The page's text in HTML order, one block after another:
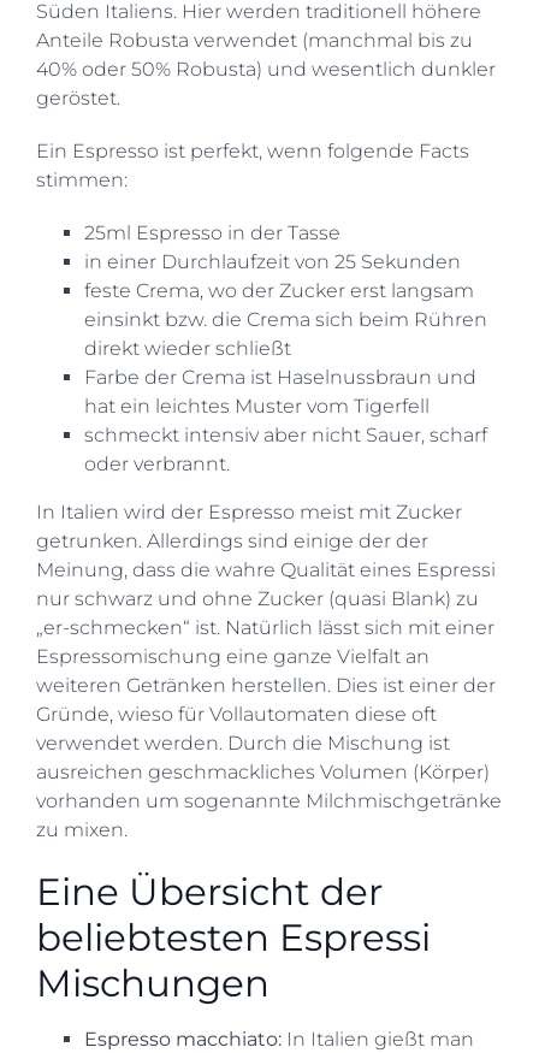
Süden Italiens. Hier werden traditionell höhere
Anteile Robusta verwendet (manchmal bis zu
40% oder 50% Robusta) und wesentlich dunkler
geröstet.
Ein Espresso ist perfekt, wenn folgende Facts
stimmen:
25ml Espresso in der Tasse
in einer Durchlaufzeit von 25 Sekunden
feste Crema, wo der Zucker erst langsam
einsinkt bzw. die Crema sich beim Rühren
direkt wieder schließt
Farbe der Crema ist Haselnussbraun und
hat ein leichtes Muster vom Tigerfell
schmeckt intensiv aber nicht Sauer, scharf
oder verbrannt.
In Italien wird der Espresso meist mit Zucker
getrunken. Allerdings sind einige der der
Meinung, dass die wahre Qualität eines Espressi
nur schwarz und ohne Zucker (quasi Blank) zu
„er-schmecken“ ist. Natürlich lässt sich mit einer
Espressomischung eine ganze Vielfalt an
weiteren Getränken herstellen. Dies ist einer der
Gründe, wieso für Vollautomaten diese oft
verwendet werden. Durch die Mischung ist
ausreichen geschmackliches Volumen (Körper)
vorhanden um sogenannte Milchmischgetränke
zu mixen.
Eine Übersicht der
beliebtesten Espressi
Mischungen
Espresso macchiato:In Italien gießt man